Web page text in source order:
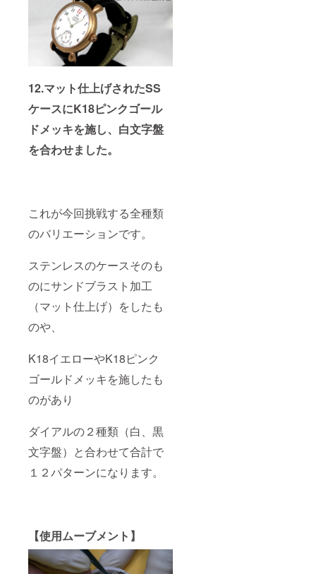
12.マット仕上げされたSS
ケースにK18ピンクゴール
ドメッキを施し、白文字盤
を合わせました。
これが今回挑戦する全種類
のバリエーションです。
ステンレスのケースそのも
のにサンドブラスト加工
（マット仕上げ）をしたも
のや、
K18イエローやK18ピンク
ゴールドメッキを施したも
のがあり
ダイアルの２種類（白、黒
文字盤）と合わせて合計で
１２パターンになります。
【使用ムーブメント】